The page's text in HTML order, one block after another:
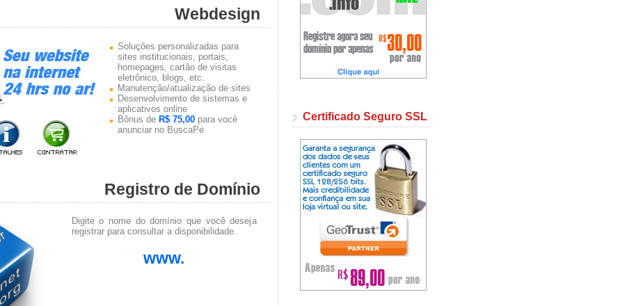
Webdesign
Soluções personalizadas para
sites institucionais, portais,
homepages, cartão de visitas
eletrônico, blogs, etc.
Manutenção/atualização de sites
Desenvolvimento de sistemas e
aplicativos online
Bônus de R$ 75,00para você
anunciar no BuscaPé
Registro de Domínio
Digite o nome do domínio que você deseja
registrar para consultar a disponibilidade.
www.
Certificado Seguro SSL